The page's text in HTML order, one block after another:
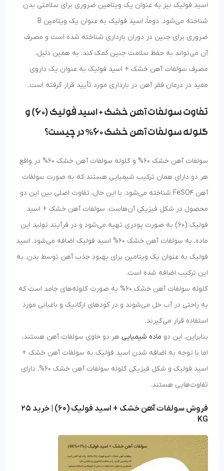
اسید فولیک نیز به عنوان یک ویتامین ضروری برای سلامتی بدن
شناخته می‌شود. دوماً، اسید فولیک به عنوان یک ویتامین B
ضروری برای جنین در دوران بارداری شناخته شده است و مصرف
آن می‌تواند به حفظ سلامت جنین کمک کند. به همین دلیل،
مصرف سولفات آهن خشک + اسید فولیک به عنوان یک داروی
مفید در درمان فقر آهن در بارداری مورد تأیید قرار گرفته است.
تفاوت سولفات آهن خشک + اسید فولیک (60) و
گلوله سولفات آهن خشک 60% در چیست؟
سولفات آهن خشک 60% و گلوله سولفات آهن خشک 60% در واقع
هر دو دارای همان ترکیب شیمیایی هستند که به صورت سولفات
آهن FeSO4 شناخته می‌شود. با این حال، تفاوت اصلی بین این دو
محصول در شکل فیزیکی آن‌هاست. سولفات آهن خشک + اسید
فولیک (60) به صورت پودری تهیه می‌شود و در فرآیند تولید این
ماده، به سولفات آهن خشک 60% اسید فولیک اضافه می‌شود. اسید
فولیک به عنوان یک ویتامین برای بهبود جذب آهن توسط بدن، به
این ترکیب اضافه شده است.
گلوله سولفات آهن خشک 60% به صورت گلوله‌های جامد است که
به راحتی در آب حل می‌شوند و در کودهای ارگانیک و باغبانی مورد
استفاده قرار می‌گیرند.
بنابراین، این دو ماده شیمیایی هر دو حاوی سولفات آهن هستند،
اما با توجه به اضافه شدن اسید فولیک به سولفات آهن خشک +
اسید فولیک و شکل فیزیکی گلوله سولفات آهن خشک 60%، دارای
تفاوت‌هایی هستند.
فروش سولفات آهن خشک + اسید فولیک (60) | خرید 25
KG